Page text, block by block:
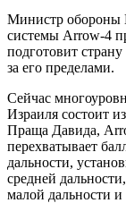
Министр обороны
системы Arrow-4
подготовит
за его пределами.
Сейчас
Израиля состоит
Праща Давида,
перехватывает
дальности,
средней
малой дальности